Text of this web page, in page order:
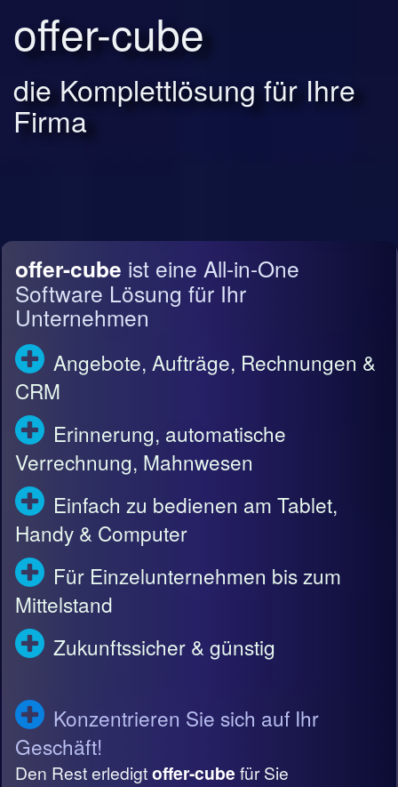
offer-cube
die Komplettlösung für Ihre
Firma
offer-cube ist eine All-in-One
Software Lösung für Ihr
Unternehmen
Angebote, Aufträge, Rechnungen &
CRM
Erinnerung, automatische
Verrechnung, Mahnwesen
Einfach zu bedienen am Tablet,
Handy & Computer
Für Einzelunternehmen bis zum
Mittelstand
Zukunftssicher & günstig
Konzentrieren Sie sich auf Ihr
Geschäft!
Den Rest erledigtoffer-cube für Sie